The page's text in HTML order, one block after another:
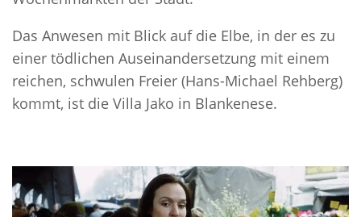
Das Anwesen mit Blick auf die Elbe, in der es zu
einer tödlichen Auseinandersetzung mit einem
reichen, schwulen Freier (Hans-Michael Rehberg)
kommt, ist die Villa Jako in Blankenese.